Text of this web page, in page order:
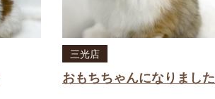
三光店
おもちちゃんになりました